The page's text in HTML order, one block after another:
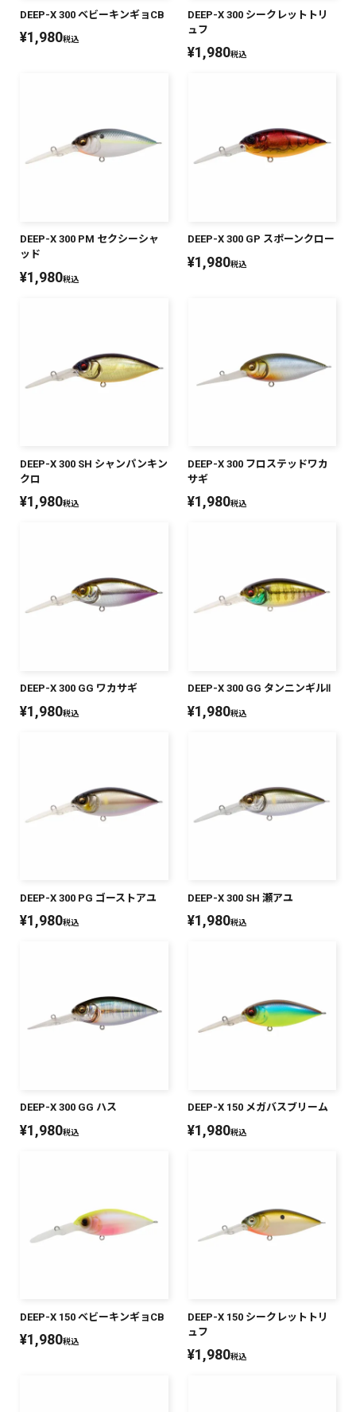
DEEP-X 300 ベビーキンギョCB
¥1,980税込
DEEP-X 300 シークレットトリ
ュフ
¥1,980税込
DEEP-X 300 PM セクシーシャ
ッド
¥1,980税込
DEEP-X 300 GP スポーンクロー
¥1,980税込
DEEP-X 300 SH シャンパンキン
クロ
¥1,980税込
DEEP-X 300 フロステッドワカ
サギ
¥1,980税込
DEEP-X 300 GG ワカサギ
¥1,980税込
DEEP-X 300 GG タンニンギルⅡ
¥1,980税込
DEEP-X 300 PG ゴーストアユ
¥1,980税込
DEEP-X 300 SH 瀬アユ
¥1,980税込
DEEP-X 300 GG ハス
¥1,980税込
DEEP-X 150 メガバスブリーム
¥1,980税込
DEEP-X 150 ベビーキンギョCB
¥1,980税込
DEEP-X 150 シークレットトリ
ュフ
¥1,980税込